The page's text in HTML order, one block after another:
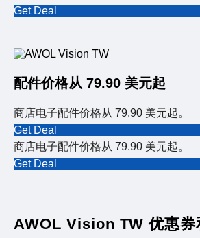
Get Deal
配件价格从 79.90 美元起
商店电子配件价格从 79.90 美元起。
Get Deal
商店电子配件价格从 79.90 美元起。
Get Deal
AWOL Vision TW 优惠券